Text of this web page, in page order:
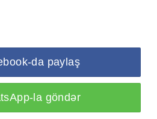
da paylaş
la göndər